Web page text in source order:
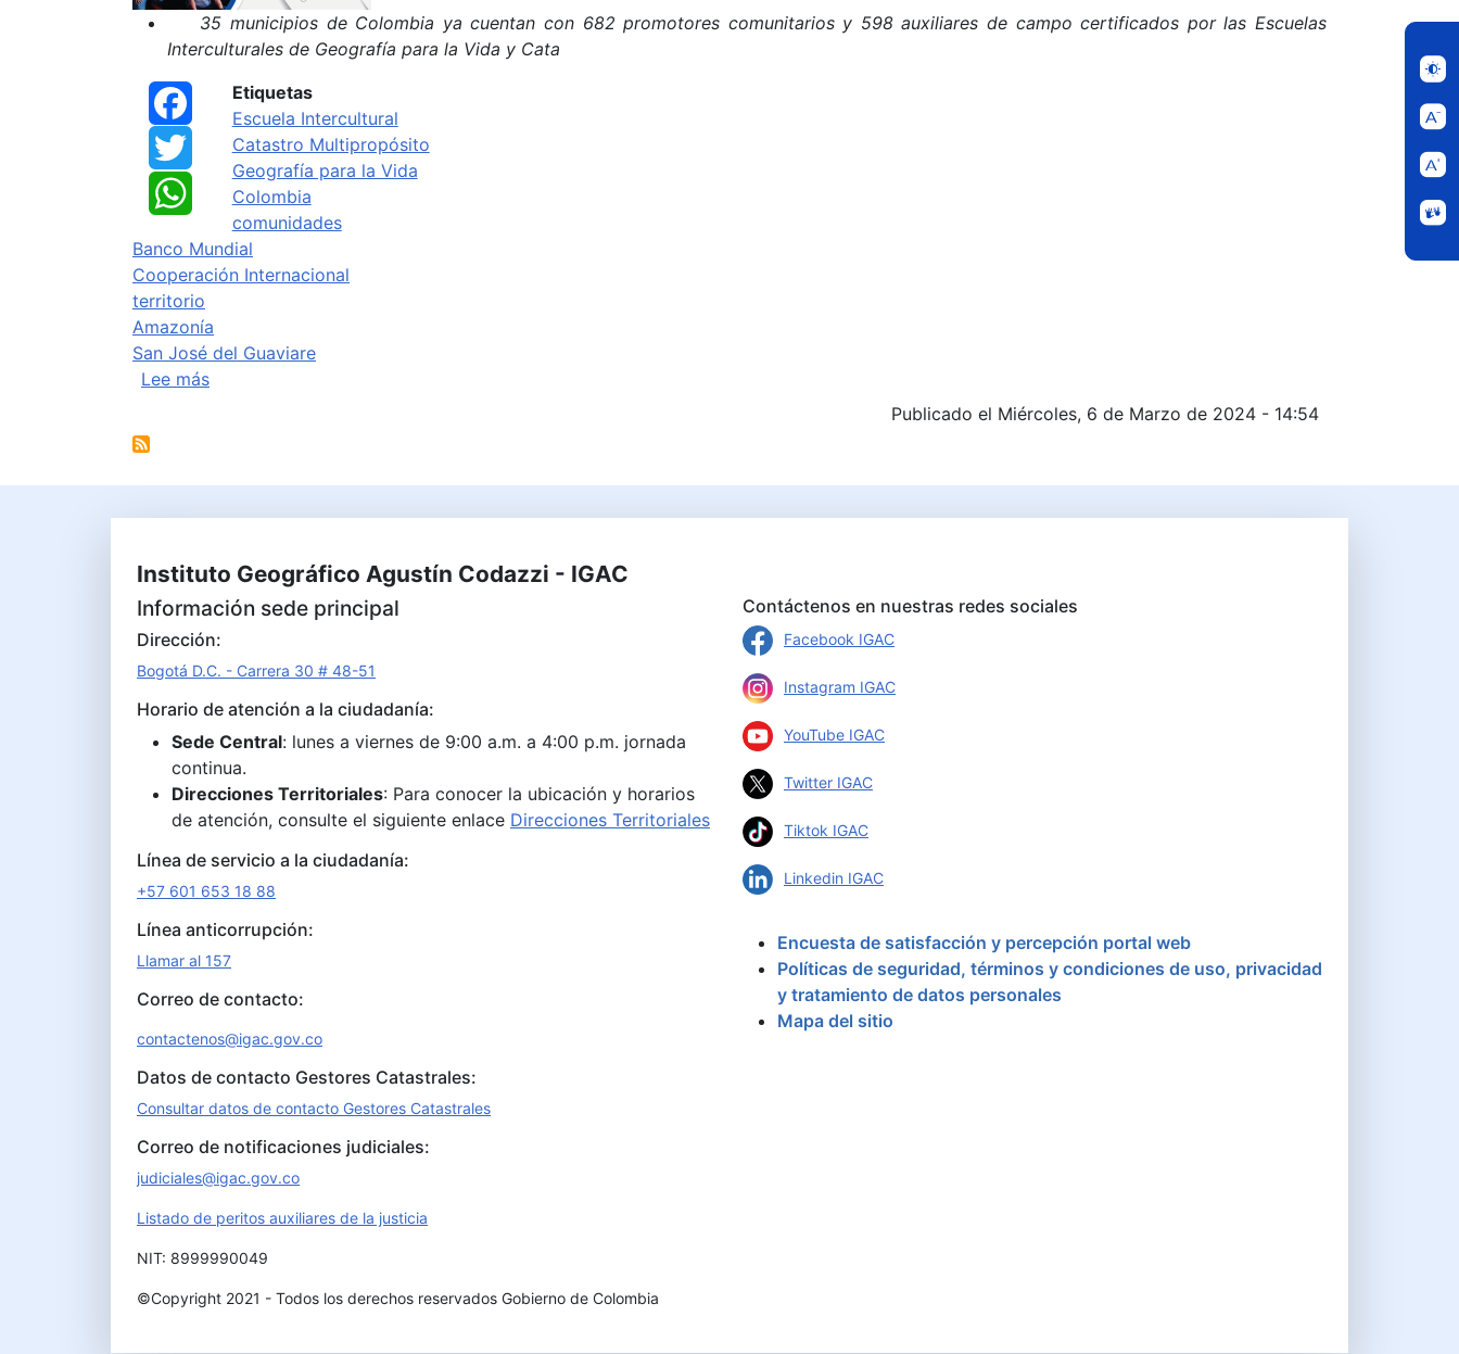
35 municipios de Colombia ya cuentan con 682 promotores comunitarios y 598 auxiliares de campo certificados por las Escuelas
Interculturales de Geografía para la Vida y Cata
Facebook
Twitter
WhatsApp
Etiquetas
Escuela Intercultural
Catastro Multipropósito
Geografía para la Vida
Colombia
comunidades
Banco Mundial
Cooperación Internacional
territorio
Amazonía
San José del Guaviare
Lee mássobre IGAC y Banco Mundial ratifican su compromiso con la sostenibilidad de la Amazonía
Publicado el Miércoles, 6 de Marzo de 2024 - 14:54
Instituto Geográfico Agustín Codazzi - IGAC
Información sede principal
Dirección:
Bogotá D.C. - Carrera 30 # 48-51
Horario de atención a la ciudadanía:
Sede Central: lunes a viernes de 9:00 a.m. a 4:00 p.m. jornada
continua.
Direcciones Territoriales: Para conocer la ubicación y horarios
de atención, consulte el siguiente enlace Direcciones Territoriales
Línea de servicio a la ciudadanía:
+57 601 653 18 88
Línea anticorrupción:
Llamar al 157
Correo de contacto:
contactenos@igac.gov.co
Datos de contacto Gestores Catastrales:
Consultar datos de contacto Gestores Catastrales
Correo de notificaciones judiciales:
judiciales@igac.gov.co
Listado de peritos auxiliares de la justicia
NIT: 8999990049
©Copyright 2021 - Todos los derechos reservados Gobierno de Colombia
Contáctenos en nuestras redes sociales
Facebook IGAC
Instagram IGAC
YouTube IGAC
Twitter IGAC
Tiktok IGAC
Linkedin IGAC
Encuesta de satisfacción y percepción portal web
Políticas de seguridad, términos y condiciones de uso, privacidad
y tratamiento de datos personales
Mapa del sitio